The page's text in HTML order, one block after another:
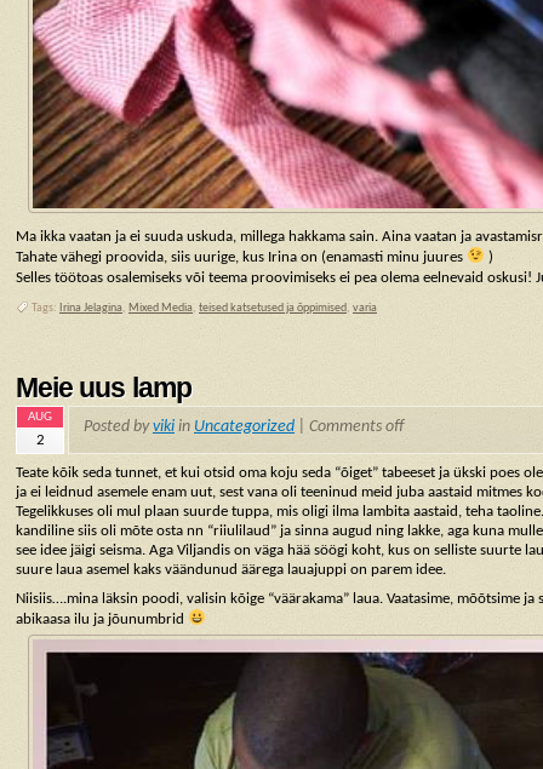
Ma ikka vaatan ja ei suuda uskuda, millega hakkama sain. Aina vaatan ja
Tahate vähegi proovida, siis uurige, kus Irina on (enamasti minu juures
)
Selles töötoas osalemiseks või teema proovimiseks ei pea olema eelnevaid oskusi!
Tags: Irina Jelagina, Mixed Media, teised katsetused ja õppimised, varia
Meie uus lamp
AUG
2
Posted byviki in Uncategorized Comments off
Teate kõik seda tunnet, et kui otsid oma koju seda “õiget” tabeeset ja ükski poes
ja ei leidnud asemele enam uut, sest vana oli teeninud meid juba aastaid mitmes
Tegelikkuses oli mul plaan suurde tuppa, mis oligi ilma lambita aastaid, teha
kandiline siis oli mõte osta nn “riiulilaud” ja sinna augud ning lakke, aga kuna
see idee jäigi seisma. Aga Viljandis on väga hää söögi koht, kus on selliste suurte
suure laua asemel kaks väändunud äärega lauajuppi on parem idee.
Niisiis….mina läksin poodi, valisin kõige “väärakama” laua. Vaatasime, mõõtsime
abikaasa ilu ja jõunumbrid